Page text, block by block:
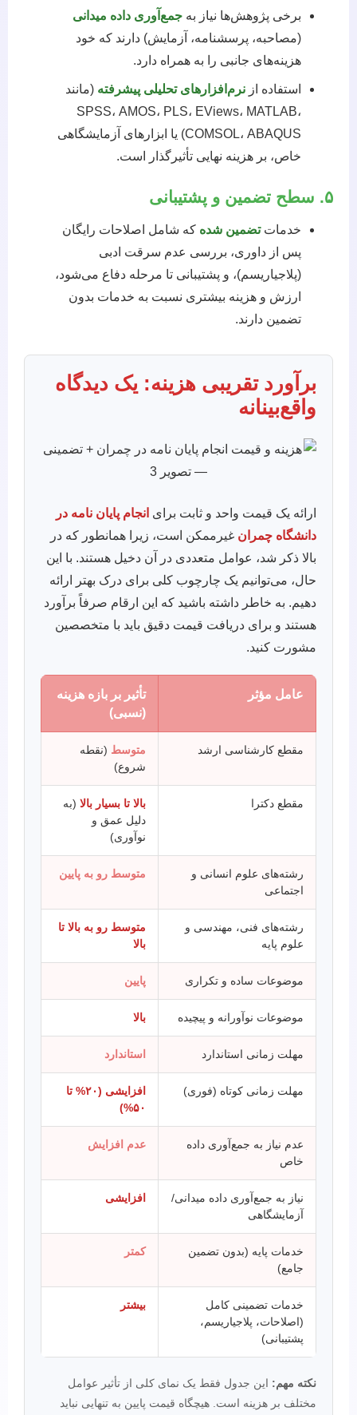
برخی پژوهش‌ها نیاز به جمع‌آوری داده میدانی
(مصاحبه، پرسشنامه، آزمایش) دارند که خود
هزینه‌های جانبی را به همراه دارد.
استفاده از نرم‌افزارهای تحلیلی پیشرفته (مانند
SPSS، AMOS، PLS، EViews، MATLAB،
COMSOL، ABAQUS) یا ابزارهای آزمایشگاهی
خاص، بر هزینه نهایی تأثیرگذار است.
۵. سطح تضمین و پشتیبانی
خدماتتضمین شده که شامل اصلاحات رایگان
پس از داوری، بررسی عدم سرقت ادبی
(پلاجیاریسم)، و پشتیبانی تا مرحله دفاع می‌شود،
ارزش و هزینه بیشتری نسبت به خدمات بدون
تضمین دارند.
برآورد تقریبی هزینه: یک دیدگاه
واقع‌بینانه
ارائه یک قیمت واحد و ثابت برای انجام پایان نامه در
دانشگاه چمران غیرممکن است، زیرا همانطور که در
بالا ذکر شد، عوامل متعددی در آن دخیل هستند. با این
حال، می‌توانیم یک چارچوب کلی برای درک بهتر ارائه
دهیم. به خاطر داشته باشید که این ارقام صرفاً برآورد
هستند و برای دریافت قیمت دقیق باید با متخصصین
مشورت کنید.
عامل مؤثر
تأثیر بر بازه هزینه
(نسبی)
مقطع کارشناسی ارشد متوسط (نقطه
شروع)
مقطع دکترا بالا تا بسیار بالا (به
دلیل عمق و
نوآوری)
رشته‌های علوم انسانی و
اجتماعی
متوسط رو به پایین
رشته‌های فنی، مهندسی و
علوم پایه
متوسط رو به بالا تا
بالا
موضوعات ساده و تکراری پایین
موضوعات نوآورانه و پیچیده بالا
مهلت زمانی استاندارد استاندارد
مهلت زمانی کوتاه (فوری)
افزایشی (۲۰% تا
۵۰%)
عدم نیاز به جمع‌آوری داده
خاص
عدم افزایش
نیاز به جمع‌آوری داده میدانی/
آزمایشگاهی
افزایشی
خدمات پایه (بدون تضمین
جامع)
کمتر
خدمات تضمینی کامل
(اصلاحات، پلاجیاریسم،
پشتیبانی)
بیشتر
نکته مهم: این جدول فقط یک نمای کلی از تأثیر عوامل
مختلف بر هزینه است. هیچگاه قیمت پایین به تنهایی نباید